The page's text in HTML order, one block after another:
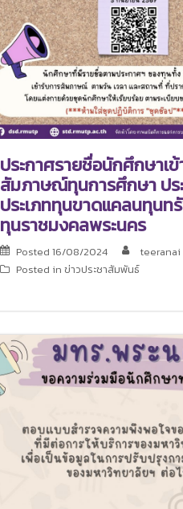
ประกาศรายชื่อนักศึกษาเ
สัมภาษณ์ทุนการศึกษา ปร
ประเภททุนขาดแคลนทุนท
ทุนราชมงคลพระนคร
Posted 16/08/2024
teeranai
Posted in ข่าวประชาสัมพันธ์